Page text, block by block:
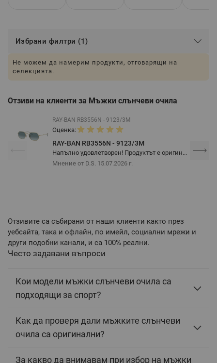
Избрани филтри (1)
Не можем да намерим продукти, отговарящи на
селекцията.
Отзиви на клиенти за Мъжки слънчеви очила
RAY-BAN RB3556N - 9123/3M
Оценка:
RAY-BAN RB3556N - 9123/3M
Напълно удовлетворен! Продуктът е оригин...
Мнение от D.S. 15.07.2026 г.
Отзивите са събирани от наши клиенти както през
уебсайта, така и офлайн, по имейл, социални мрежи и
други подобни канали, и са 100% реални.
Често задавани въпроси
Кои модели мъжки слънчеви очила са
подходящи за спорт?
Как да проверя дали мъжките слънчеви
очила са оригинални?
За какво да внимавам при избор на мъжки